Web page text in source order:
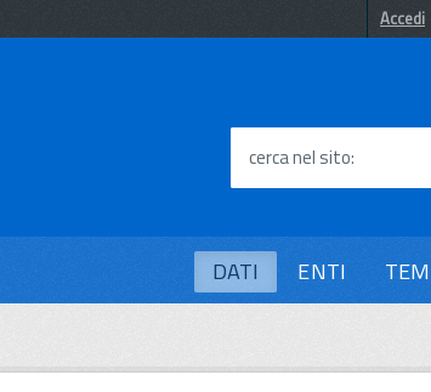
Accedi
cerca nel sito
DATI ENTI